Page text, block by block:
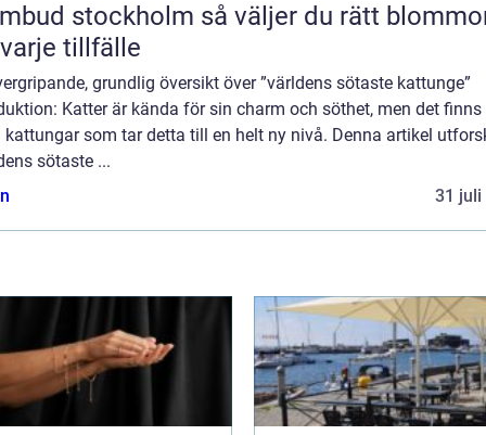
stockholm så väljer du rätt blommor
tillfälle
grundlig översikt över ”världens sötaste kattunge”
Katter är kända för sin charm och söthet, men det finns
kattungar som tar detta till en helt ny nivå. Denna artikel
sötaste ...
31 juli